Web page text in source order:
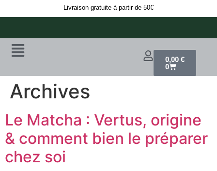
Livraison gratuite à partir de 50€
0,00€
0
Archives
Le Matcha : Vertus, origine
& comment bien le préparer
chez soi